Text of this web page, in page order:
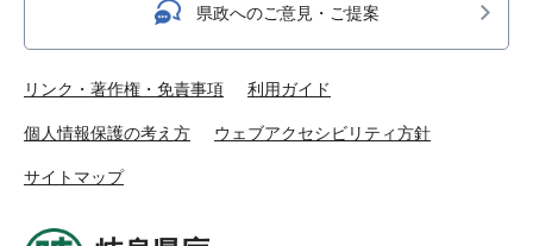
県政へのご意見・ご提案
リンク・著作権・免責事項 利用ガイド
個人情報保護の考え方 ウェブアクセシビリティ方針
サイトマップ